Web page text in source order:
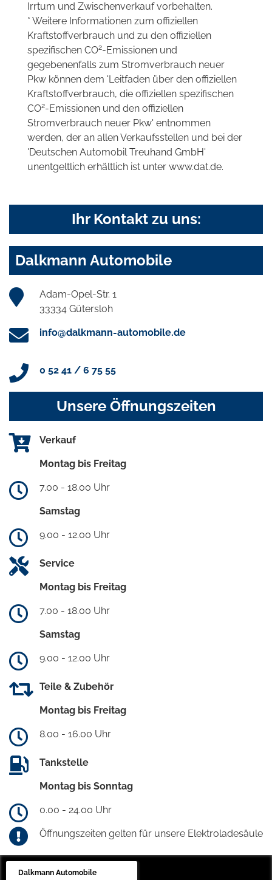
Irrtum und Zwischenverkauf vorbehalten.
* Weitere Informationen zum offiziellen
Kraftstoffverbrauch und zu den offiziellen
spezifischen CO2-Emissionen und
gegebenenfalls zum Stromverbrauch neuer
Pkw können dem 'Leitfaden über den offiziellen
Kraftstoffverbrauch, die offiziellen spezifischen
CO2-Emissionen und den offiziellen
Stromverbrauch neuer Pkw' entnommen
werden, der an allen Verkaufsstellen und bei der
'Deutschen Automobil Treuhand GmbH'
unentgeltlich erhältlich ist unter www.dat.de.
Ihr Kontakt zu uns:
Dalkmann Automobile
Adam-Opel-Str. 1
33334 Gütersloh
info@dalkmann-automobile.de
0 52 41 / 6 75 55
Unsere Öffnungszeiten
Verkauf
Montag bis Freitag
7.00 - 18.00 Uhr
Samstag
9.00 - 12.00 Uhr
Service
Montag bis Freitag
7.00 - 18.00 Uhr
Samstag
9.00 - 12.00 Uhr
Teile & Zubehör
Montag bis Freitag
8.00 - 16.00 Uhr
Tankstelle
Montag bis Sonntag
0.00 - 24.00 Uhr
Öffnungszeiten gelten für unsere Elektroladesäule
Dalkmann Automobile